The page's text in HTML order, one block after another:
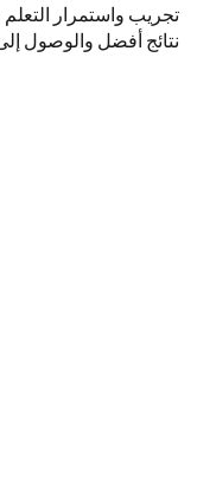
تجريب واستمرار
نتائج أفضل والوصول